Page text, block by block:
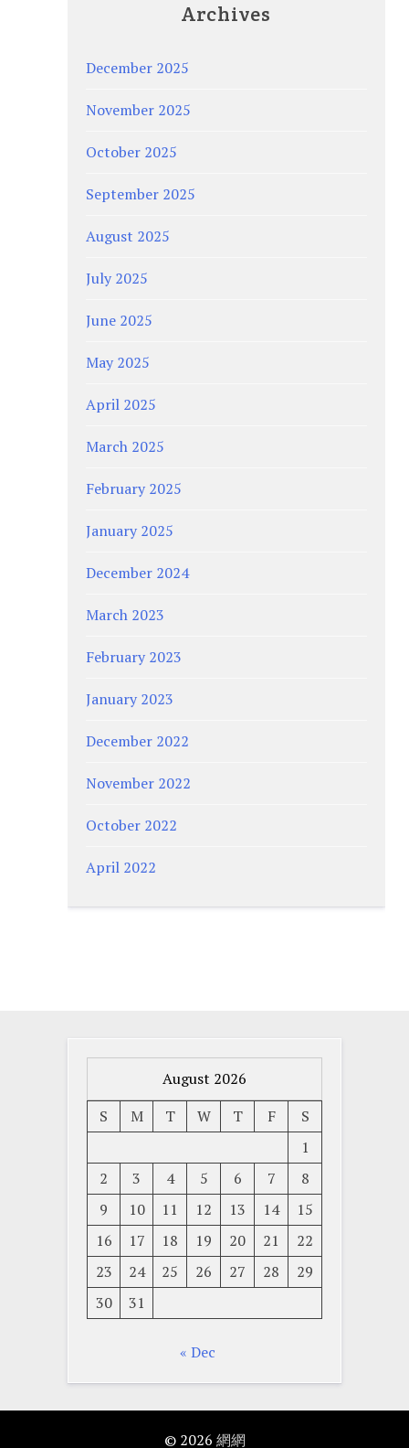
Archives
December 2025
November 2025
October 2025
September 2025
August 2025
July 2025
June 2025
May 2025
April 2025
March 2025
February 2025
January 2025
December 2024
March 2023
February 2023
January 2023
December 2022
November 2022
October 2022
April 2022
August 2026
S
M T W T F
S
1
2
3 4 5 6 7
8
9
10 11 12 13 14
15
16
17 18 19 20 21
22
23
24 25 26 27 28
29
30
31
« Dec
© 2026 網網